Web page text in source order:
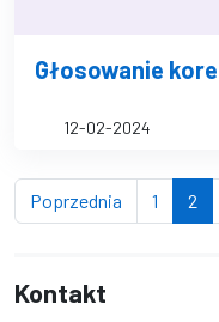
Głosowanie
12-02-2024
Poprzednia strona
1 strona
2
Kontakt